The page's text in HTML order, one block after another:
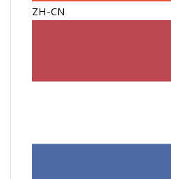
ZH-CN